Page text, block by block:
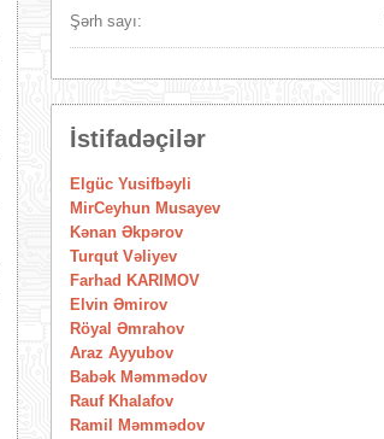
Şərh sayı:
İstifadəçilər
Elgüc Yusifbəyli
MirCeyhun Musayev
Kənan Əkpərov
Turqut Vəliyev
Farhad KARIMOV
Elvin Əmirov
Röyal Əmrahov
Araz Ayyubov
Babək Məmmədov
Rauf Khalafov
Ramil Məmmədov